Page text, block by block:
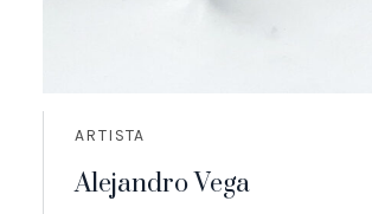
ARTISTA
Alejandro Vega